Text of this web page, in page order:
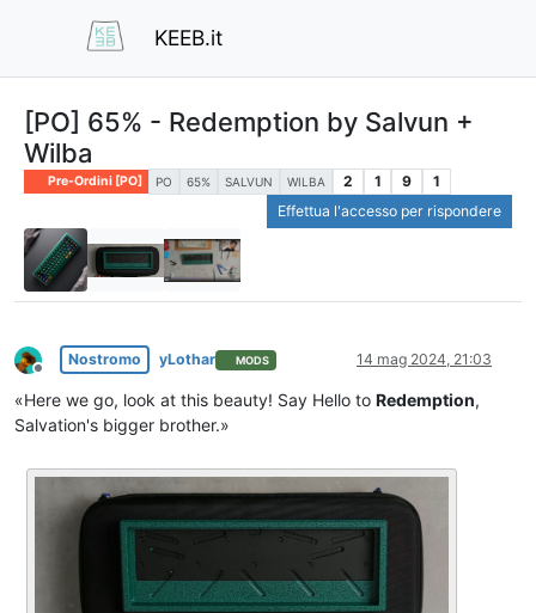
KEEB.it
[PO] 65% - Redemption by Salvun +
Wilba
Pre-Ordini [PO] PO 65% SALVUN WILBA 2 1 9
1
Effettua l'accesso per rispondere
Non in linea
Nostromo yLothar MODS 14 mag 2024, 21:03
«Here we go, look at this beauty! Say Hello to Redemption,
Salvation's bigger brother.»